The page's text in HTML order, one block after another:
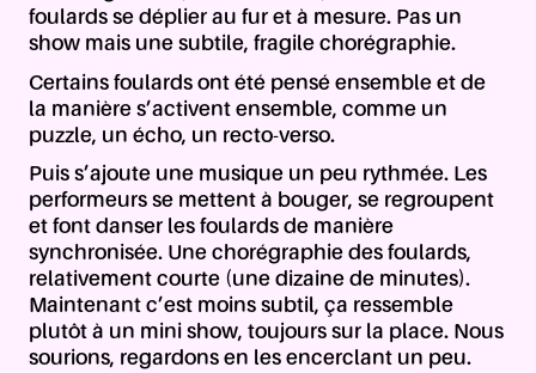
foulards se déplier au fur et à mesure. Pas un
show mais une subtile, fragile chorégraphie.
Certains foulards ont été pensé ensemble et de
la manière s’activent ensemble, comme un
puzzle, un écho, un recto-verso.
Puis s’ajoute une musique un peu rythmée. Les
performeurs se mettent à bouger, se regroupent
et font danser les foulards de manière
synchronisée. Une chorégraphie des foulards,
relativement courte (une dizaine de minutes).
Maintenant c’est moins subtil, ça ressemble
plutôt à un mini show, toujours sur la place. Nous
sourions, regardons en les encerclant un peu.